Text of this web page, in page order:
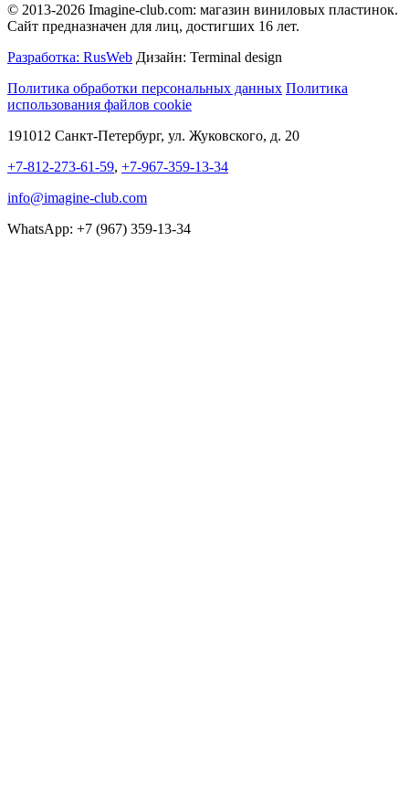
© 2013-2026 Imagine-club.com: магазин виниловых пластинок.
Сайт предназначен для лиц, достигших 16 лет.
Разработка: RusWeb Дизайн: Terminal design
Политика обработки персональных данных Политика
использования файлов cookie
191012 Санкт-Петербург, ул. Жуковского, д. 20
+7-812-273-61-59, +7-967-359-13-34
info@imagine-club.com
WhatsApp: +7 (967) 359-13-34